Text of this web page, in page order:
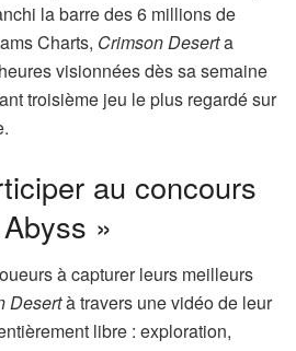
la barre des 6 millions de
Charts, Crimson Deserta
visionnées dès sa semaine
troisième jeu le plus regardé sur
au concours
»
à capturer leurs meilleurs
Desertà travers une vidéo de leur
libre : exploration,